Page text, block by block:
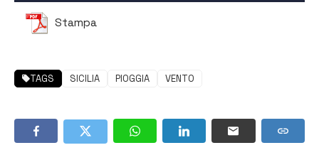
Stampa
TAGS SICILIA PIOGGIA VENTO